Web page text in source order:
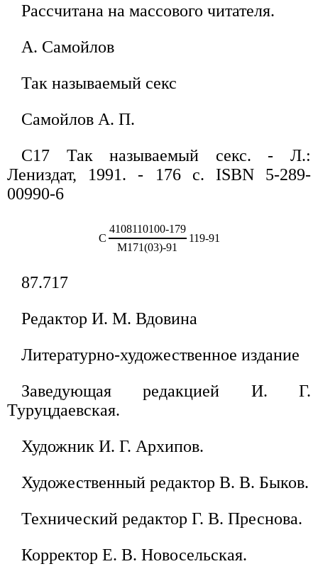
Рассчитана на массового читателя.
А. Самойлов
Так называемый секс
Самойлов А. П.
С17 Так называемый секс. - Л.:
Лениздат, 1991. - 176 с. ISBN 5-289-
00990-6
С
4108110100-179
119-91
М171(03)-91
87.717
Редактор И. М. Вдовина
Литературно-художественное издание
Заведующая редакцией И. Г.
Туруцдаевская.
Художник И. Г. Архипов.
Художественный редактор В. В. Быков.
Технический редактор Г. В. Преснова.
Корректор Е. В. Новосельская.